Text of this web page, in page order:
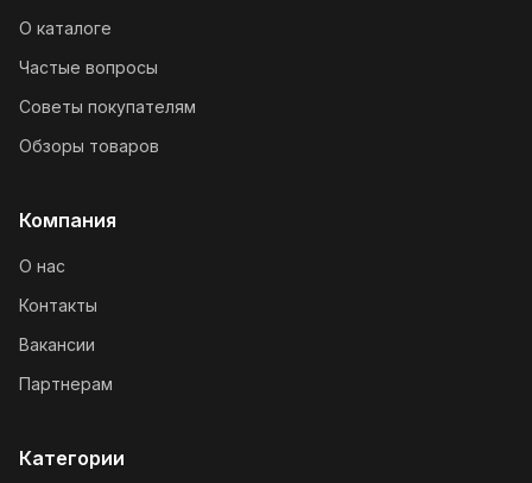
О каталоге
Частые вопросы
Советы покупателям
Обзоры товаров
Компания
О нас
Контакты
Вакансии
Партнерам
Категории